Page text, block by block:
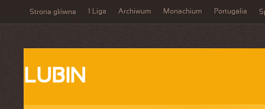
Strona główna 1 Liga Archiwum Monachium Portugalia
LUBIN